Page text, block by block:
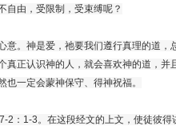
自由，受限制，受束缚呢？
意。神是爱，祂要我们遵行真理的道，
真正认识神的人，就会喜欢神的道，并
一定会蒙神保守、得神祝福。
2：1-3。在这段经文的上文，使徒彼